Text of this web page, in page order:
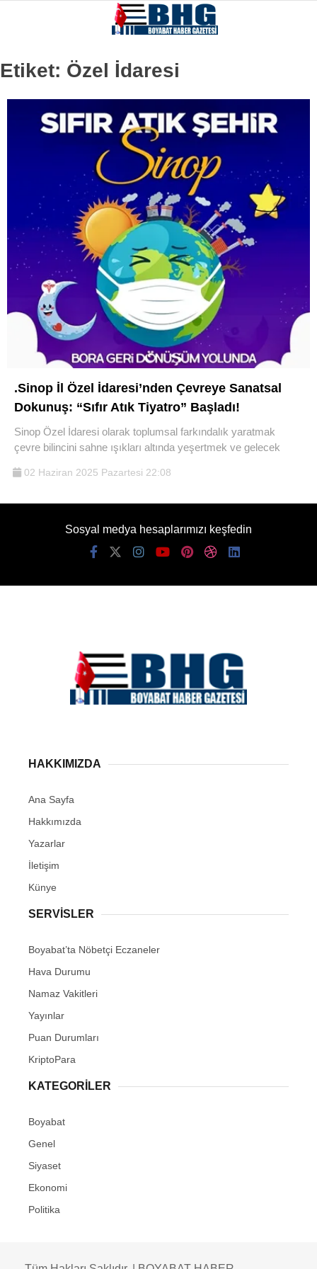
Etiket: Özel İdaresi
.Sinop İl Özel İdaresi’nden Çevreye Sanatsal
Dokunuş: “Sıfır Atık Tiyatro” Başladı!
Sinop Özel İdaresi olarak toplumsal farkındalık yaratmak
çevre bilincini sahne ışıkları altında yeşertmek ve gelecek
02 Haziran 2025 Pazartesi 22:08
Sosyal medya hesaplarımızı keşfedin
HAKKIMIZDA
Ana Sayfa
Hakkımızda
Yazarlar
İletişim
Künye
SERVISLER
Boyabat’ta Nöbetçi Eczaneler
Hava Durumu
Namaz Vakitleri
Yayınlar
Puan Durumları
KriptoPara
KATEGORILER
Boyabat
Genel
Siyaset
Ekonomi
Politika